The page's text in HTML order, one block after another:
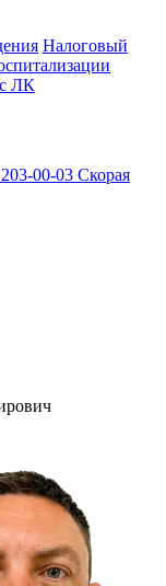
Налоговый
ЛК
00-03 Скорая